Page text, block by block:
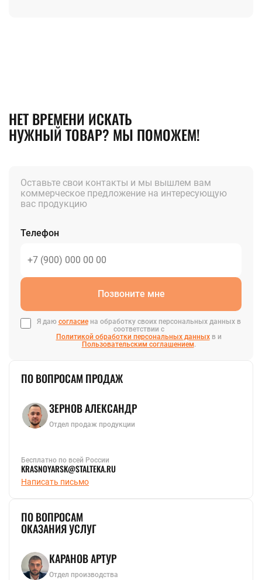
НЕТ ВРЕМЕНИ ИСКАТЬ
НУЖНЫЙ ТОВАР? МЫ ПОМОЖЕМ!
Оставьте свои контакты и мы вышлем вам
коммерческое предложение на интересующую
вас продукцию
Телефон
Позвоните мне
Я даю согласиена обработку своих персональных данных в
соответствии с
Политикой обработки персональных данныхв и
Пользовательским соглашением.
ПО ВОПРОСАМ ПРОДАЖ
ЗЕРНОВ АЛЕКСАНДР
Отдел продаж продукции
Бесплатно по всей России
KRASNOYARSK@STALTEKA.RU
Написать письмо
ПО ВОПРОСАМ
ОКАЗАНИЯ УСЛУГ
КАРАНОВ АРТУР
Отдел производства